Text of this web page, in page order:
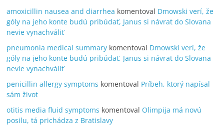
amoxicillin nausea and diarrhea komentoval Dmowski verí, že
góly na jeho konte budú pribúdať, Janus si návrat do Slovana
nevie vynachváliť
pneumonia medical summary komentoval Dmowski verí, že
góly na jeho konte budú pribúdať, Janus si návrat do Slovana
nevie vynachváliť
penicillin allergy symptoms komentoval Príbeh, ktorý napísal
sám život
otitis media fluid symptoms komentoval Olimpija má novú
posilu, tá prichádza z Bratislavy